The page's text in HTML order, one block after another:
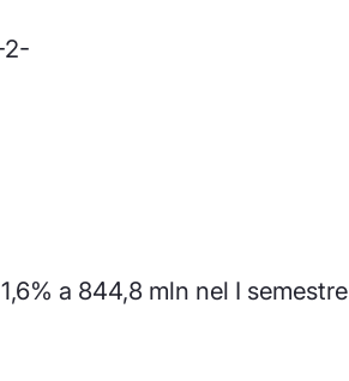
2-
a 844,8 mln nel I semestre